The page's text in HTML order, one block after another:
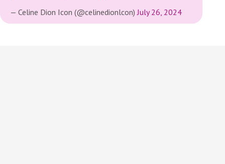
— Celine Dion Icon (@celinedionlcon)July 26, 2024